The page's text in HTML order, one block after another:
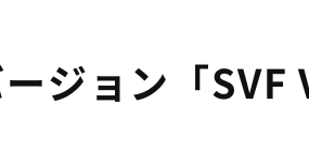
ジョン「